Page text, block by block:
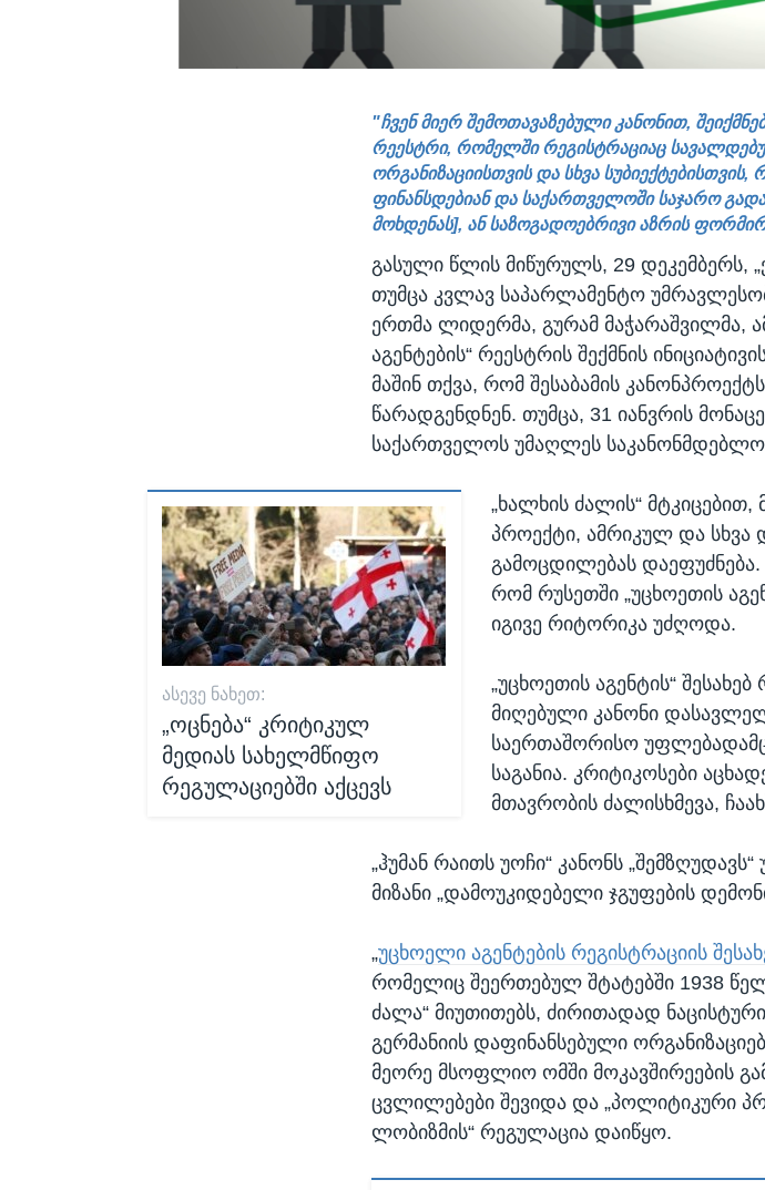
"ჩვენ მიერ შემოთავაზებული კანონით,
რეესტრი, რომელში რეგისტრაციაც
ორგანიზაციისთვის და სხვა
ფინანსდებიან და საქართველოში საჯარო
მოხდენას], ან საზოგადოებრივი აზრის
გასული წლის მიწურულს, 29 დეკემბერს,
თუმცა კვლავ საპარლამენტო
ერთმა ლიდერმა, გურამ მაჭარაშვილმა,
აგენტების“ რეესტრის შექმნის
მაშინ თქვა, რომ შესაბამის
წარადგენდნენ. თუმცა, 31 იანვრის
საქართველოს უმაღლეს
ᲐᲡᲔᲕᲔ ᲜᲐᲮᲔᲗ:
„ოცნება“ კრიტიკულ
მედიას სახელმწიფო
რეგულაციებში აქცევს
„ხალხის ძალის“ მტკიცებით,
პროექტი, ამრიკულ და
გამოცდილებას
რომ რუსეთში „უცხოეთის
იგივე რიტორიკა უძღოდა.
„უცხოეთის აგენტის“
მიღებული კანონი
საერთაშორისო
საგანია. კრიტიკოსები
მთავრობის ძალისხმევა,
„ჰუმან რაითს უოჩი“ კანონს
მიზანი „დამოუკიდებელი ჯგუფების
„უცხოელი აგენტების რეგისტრაციის
რომელიც შეერთებულ შტატებში 1938
ძალა“ მიუთითებს, ძირითადად
გერმანიის დაფინანსებული
მეორე მსოფლიო ომში მოკავშირეების
ცვლილებები შევიდა და „პოლიტიკური
ლობიზმის“ რეგულაცია დაიწყო.